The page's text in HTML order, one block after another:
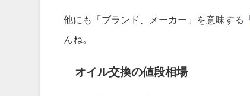
他にも「ブランド、メーカー」を意味する
んね。
オイル交換の値段相場